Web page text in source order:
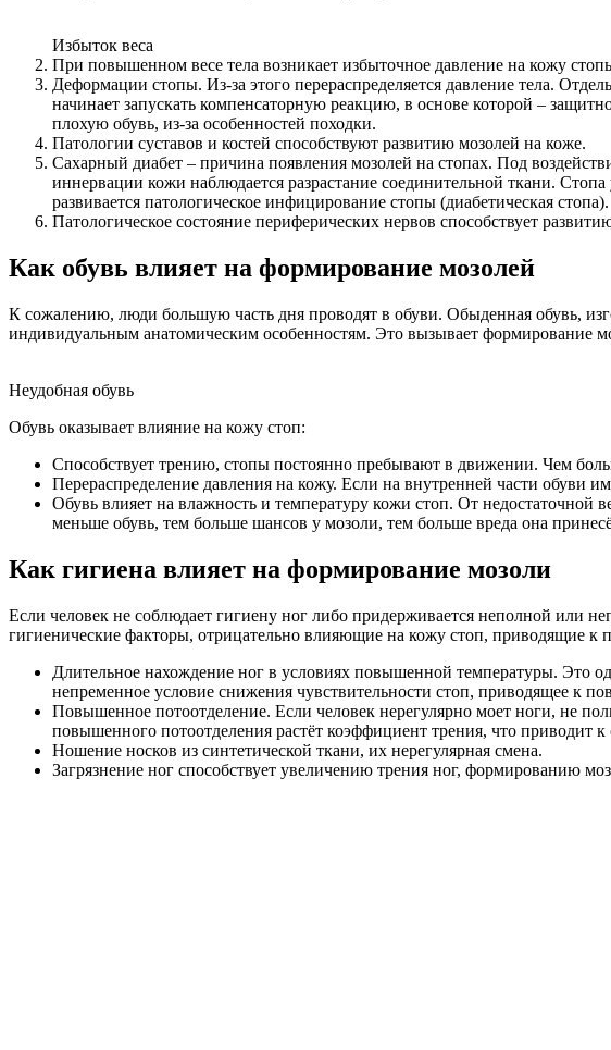
Избыток веса
При повышенном весе тела возникает избыточное давление на кожу
Деформации стопы. Из-за этого перераспределяется давление тела.
начинает запускать компенсаторную реакцию, в основе которой –
плохую обувь, из-за особенностей походки.
Патологии суставов и костей способствуют развитию мозолей на коже.
Сахарный диабет – причина появления мозолей на стопах. Под
иннервации кожи наблюдается разрастание соединительной ткани.
развивается патологическое инфицирование стопы (диабетическая стопа).
Патологическое состояние периферических нервов способствует
Как обувь влияет на формирование мозолей
К сожалению, люди большую часть дня проводят в обуви. Обыденная обувь,
индивидуальным анатомическим особенностям. Это вызывает формирование
Неудобная обувь
Обувь оказывает влияние на кожу стоп:
Способствует трению, стопы постоянно пребывают в движении. Чем
Перераспределение давления на кожу. Если на внутренней части обуви
Обувь влияет на влажность и температуру кожи стоп. От недостаточной
меньше обувь, тем больше шансов у мозоли, тем больше вреда она
Как гигиена влияет на формирование мозоли
Если человек не соблюдает гигиену ног либо придерживается неполной или
гигиенические факторы, отрицательно влияющие на кожу стоп, приводящие к
Длительное нахождение ног в условиях повышенной температуры. Это
непременное условие снижения чувствительности стоп, приводящее к
Повышенное потоотделение. Если человек нерегулярно моет ноги, не
повышенного потоотделения растёт коэффициент трения, что приводит
Ношение носков из синтетической ткани, их нерегулярная смена.
Загрязнение ног способствует увеличению трения ног, формированию